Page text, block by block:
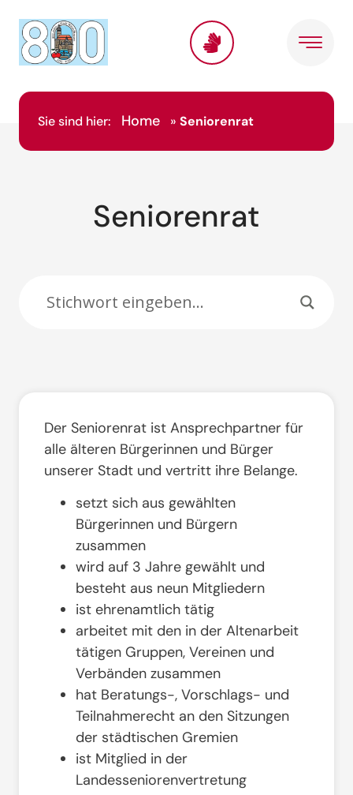
springen
Sie sind hier: Home » Seniorenrat
Seniorenrat
Der Seniorenrat ist Ansprechpartner für
alle älteren Bürgerinnen und Bürger
unserer Stadt und vertritt ihre Belange.
setzt sich aus gewählten
Bürgerinnen und Bürgern
zusammen
wird auf 3 Jahre gewählt und
besteht aus neun Mitgliedern
ist ehrenamtlich tätig
arbeitet mit den in der Altenarbeit
tätigen Gruppen, Vereinen und
Verbänden zusammen
hat Beratungs-, Vorschlags- und
Teilnahmerecht an den Sitzungen
der städtischen Gremien
ist Mitglied in der
Landesseniorenvertretung